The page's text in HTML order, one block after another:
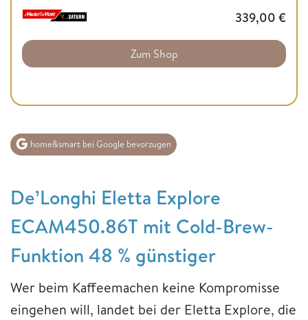
339,00 €
Zum Shop
home&smart bei Google bevorzugen
De’Longhi Eletta Explore
ECAM450.86T mit Cold-Brew-
Funktion 48 % günstiger
Wer beim Kaffeemachen keine Kompromisse
eingehen will, landet bei der Eletta Explore, die